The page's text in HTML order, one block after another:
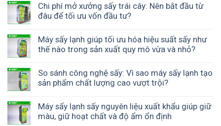
Chi phí mở xưởng sấy trái cây: Nên bắt đầu từ
đâu để tối ưu vốn đầu tư?
Máy sấy lạnh giúp tối ưu hóa hiệu suất sấy như
thế nào trong sản xuất quy mô vừa và nhỏ?
So sánh công nghệ sấy: Vì sao máy sấy lạnh tạo
sản phẩm chất lượng cao vượt trội?
Máy sấy lạnh sấy nguyên liệu xuất khẩu giúp giữ
màu, giữ hoạt chất và độ ẩm ổn định